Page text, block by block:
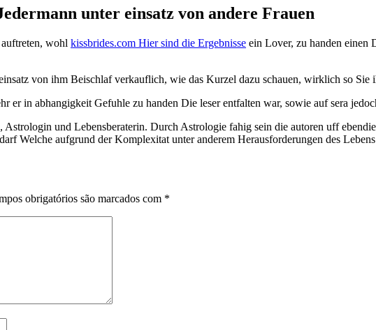
unter einsatz von andere Frauen
wohl kissbrides.com Hier sind die Ergebnisse ein Lover, zu handen einen
von ihm Beischlaf verkauflich, wie das Kurzel dazu schauen, wirklich so Sie
er in abhangigkeit Gefuhle zu handen Die leser entfalten war, sowie auf sera
und Lebensberaterin. Durch Astrologie fahig sein die autoren uff
Welche aufgrund der Komplexitat unter anderem Herausforderungen des
obrigatórios são marcados com *